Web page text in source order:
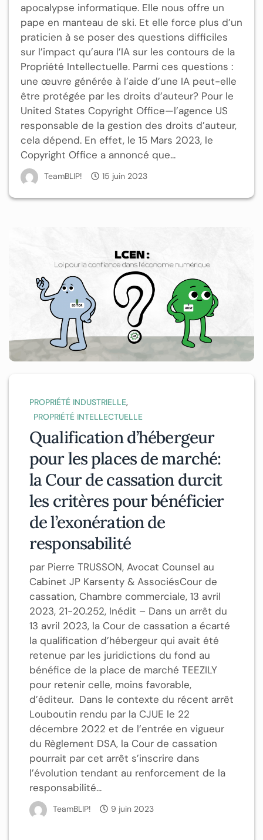
apocalypse informatique. Elle nous offre un
pape en manteau de ski. Et elle force plus d’un
praticien à se poser des questions difficiles
sur l’impact qu’aura l’IA sur les contours de la
Propriété Intellectuelle. Parmi ces questions :
une œuvre générée à l’aide d’une IA peut-elle
être protégée par les droits d’auteur? Pour le
United States Copyright Office—l’agence US
responsable de la gestion des droits d’auteur,
cela dépend. En effet, le 15 Mars 2023, le
Copyright Office a annoncé que...
TeamBLIP! 15 juin 2023
PROPRIÉTÉ INDUSTRIELLE,
PROPRIÉTÉ INTELLECTUELLE
Qualification d’hébergeur
pour les places de marché:
la Cour de cassation durcit
les critères pour bénéficier
de l’exonération de
responsabilité
par Pierre TRUSSON, Avocat Counsel au
Cabinet JP Karsenty & AssociésCour de
cassation, Chambre commerciale, 13 avril
2023, 21-20.252, Inédit – Dans un arrêt du
13 avril 2023, la Cour de cassation a écarté
la qualification d’hébergeur qui avait été
retenue par les juridictions du fond au
bénéfice de la place de marché TEEZILY
pour retenir celle, moins favorable,
d’éditeur. Dans le contexte du récent arrêt
Louboutin rendu par la CJUE le 22
décembre 2022 et de l’entrée en vigueur
du Règlement DSA, la Cour de cassation
pourrait par cet arrêt s’inscrire dans
l’évolution tendant au renforcement de la
responsabilité...
TeamBLIP! 9 juin 2023